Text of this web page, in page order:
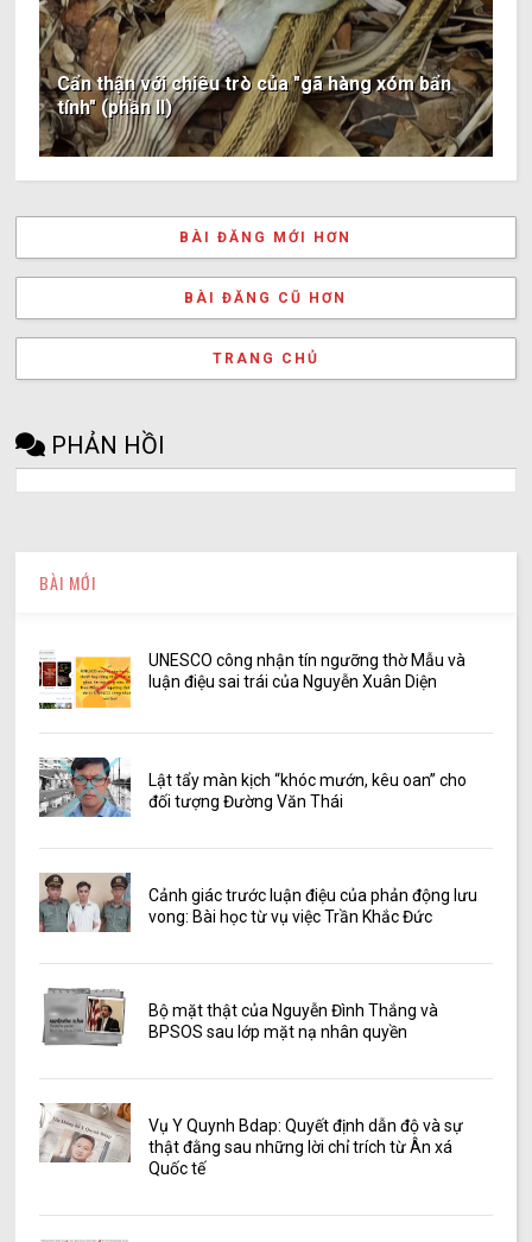
Cẩn thận với chiêu trò của "gã hàng xóm bẩn
tính" (phần II)
BÀI ĐĂNG MỚI HƠN
BÀI ĐĂNG CŨ HƠN
TRANG CHỦ
PHẢN HỒI
BÀI MỚI
UNESCO công nhận tín ngưỡng thờ Mẫu và
luận điệu sai trái của Nguyễn Xuân Diện
Lật tẩy màn kịch “khóc mướn, kêu oan” cho
đối tượng Đường Văn Thái
Cảnh giác trước luận điệu của phản động lưu
vong: Bài học từ vụ việc Trần Khắc Đức
Bộ mặt thật của Nguyễn Đình Thắng và
BPSOS sau lớp mặt nạ nhân quyền
Vụ Y Quynh Bdap: Quyết định dẫn độ và sự
thật đằng sau những lời chỉ trích từ Ân xá
Quốc tế